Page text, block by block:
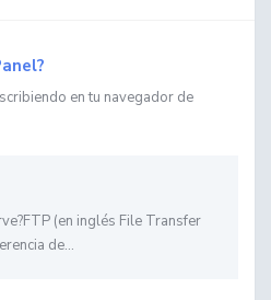
en tu navegador de
(en inglés File Transfer
de...